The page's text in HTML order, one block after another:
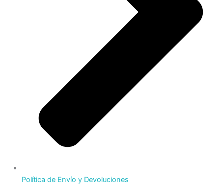
Política de Envío y Devoluciones